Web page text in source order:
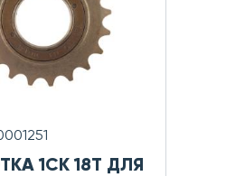
1СК 18T ДЛЯ